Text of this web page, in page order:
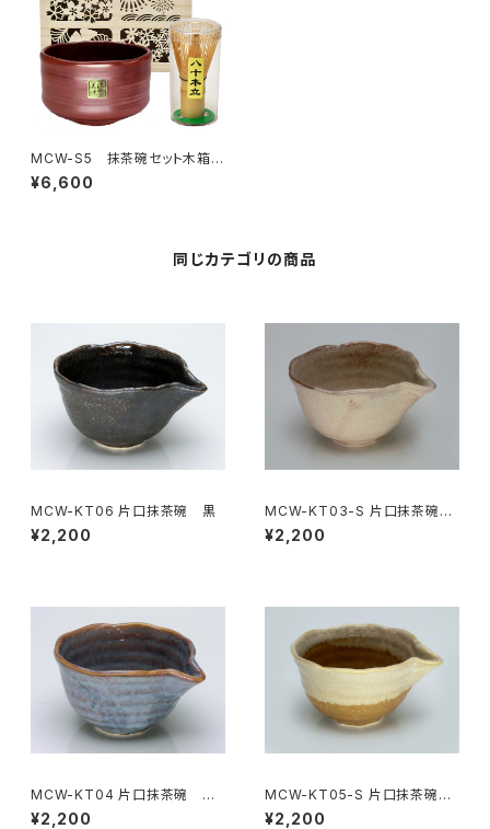
MCW-S5 抹茶碗セット木箱
入 窯変red
¥6,600
同じカテゴリの商品
MCW-KT06 片口抹茶碗 黒
¥2,200
MCW-KT03-S 片口抹茶碗
志野
¥2,200
MCW-KT04 片口抹茶碗 青
紫
¥2,200
MCW-KT05-S 片口抹茶碗
茶色
¥2,200